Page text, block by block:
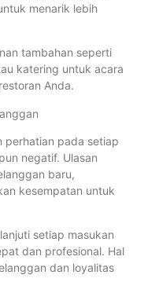
menarik lebih
tambahan seperti
katering untuk acara
Anda.
perhatian pada setiap
negatif. Ulasan
baru,
kesempatan untuk
setiap masukan
dan profesional. Hal
dan loyalitas